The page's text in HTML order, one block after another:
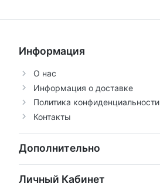
Информация
О нас
Информация о доставке
Политика конфиденциальности
Контакты
Дополнительно
Личный Кабинет